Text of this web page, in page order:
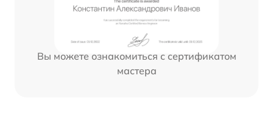
Вы можете ознакомиться с сертификатом
мастера